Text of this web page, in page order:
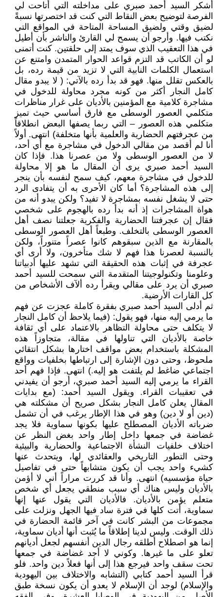
أشكر السيد أحمد صبري على مداخلته التي أتاحت لي
الفرصة لتوضيح بعض النقاط التي كنت قد اختصرتها نسبةً
لضيق وقتي ولضيق المساحة المتاحة في المواقع التي
نكتب فيها. وأرجو أن يسمح لي القارئ والناشر بأن أطيل
في هذا التعقيب الذي سوف يمتد إلى حلقتين. كنت أتمنى
لو أن الكاتب قد التزم قواعد الحوار المتمدن وامتنع عن
استعمال الكلمات النابية التي لا تزيد من قيمة رده، بل
بالعكس تقلل منها. فهو قد بدأ رده بالآتي: ( لا يبدو مقال
كامل النجار أكثر من كونه مجرد محاولة للدخول في
مشاجرة كلامية مع المؤمنين بالأديان على غرار مناظرات
متكلمي العصور الوسطى مع فارق أساسي حيث تميز
متكلمي هذه العصور – التي ربما يصفها البعض انطلاقاً
من عجرفتهم الحضارية والعلمية بأنها متخلفة) انتهى. أولاً
أنا لم أقصد من مقالي الدخول في مشاجرة مع أي أحد،
لا من العصور الوسطى ولا من عصرنا هذا. فإذا كان
السيد أحمد صبري يرى أن المقال ما هو إلا محاولة
للدخول في مشاجرة معهم، كيف سمح لنفسه بأن ينجر
إلى هذه المشاجرة؟ أما كان الأحرى به أن يتفادى الرد
حتى لا يشغل نفسه بمشاجرة لا تفيد؟ ولكن يبدو أنه من
هواة المشاجرات إذ أنه بدأ رده بالهجوم على شخصي
فقال إن عجرفتنا الحضارية والفكرية جعلتنا نصف أهل
العصور الوسطى بالتخلف. وطبعاً أهل العصور الوسطى
بالمقارنة مع الذين سبقوهم كانوا عصراً متنوراً، ولكن
بالنسبة لعصرنا هذا فهم لا شك متأخرون، ولا أرى أي
عجرفة في إثبات هذه الحقيقة التي تشهد عليها أدبياتنا
وعلومنا وتكنولوجيتنا المتقدمة التي سمحت للسيد أحمد
صبري أن يرد على مقالي ويقرأ رده ألآف الأشخاص من
كل القارات الأرضية.
ثم أدلى السيد أحمد صبري بفقرة كاملة عجزت عن فهم
ما يرمي إليه منها، فهو يقول: (فيما يلاحظ أن كامل النجار
لا يتكلف حتى محاولة التظاهر بالاعتماد على أي ثقافة
خاصة بالأديان التي تناولها في مقالة، متجاوزاً هذه
المشكلة باستخدام بعض مواقف اختارها بشكل انتقائي
ملحوظ، وحتى دون الإشارة إلى ارتباطها بخلفيات وواقع
اجتماعي ضاغط لم يلتفت هو إليه.) انتهى. فإذا فهم أحد
القراء ما يرمي إليه السيد أحمد صبري، أرجو أن يفيدني
في تعقيبات القراء. ويقول السيد أحمد: (مع بدايات
المقال يعلن كامل النجار بشكل صريح أن مشكلته هي
(دين أو لا دين) وهو في هذا الإطار يرغب في أن تشمل
ضرباته الأديان المصطلح عليها بكونها سماوية فلا يجد
غضاضة في جمعها داخل إطار واحد بغض النظر عن
اختلاف خلفيات النشأة الاجتماعية والحضارية والبيئية
وحتى التطور التاريخي والعقائدي لها، ويتحدث عنها
كشيء واحد يجب أن يكون متشابهاً حتى في تفاصيل
حياة مؤسسيه) انتهى. وأنا قد كررت مراراً أني لا أؤمن
بالأديان وليس هناك أي سبب منطقي يجعل أي شخص
متعلم يؤمن بالأديان. فالأديان التي يقول عنها إنها
سماوية، أتت كلها في فترة ساد فيها الجهل ونزلت على
مجموعات من البشر كانت في آخر قائمة الحضارة في
ذلك الوقت. وليس لدينا إطلاقاً ما يُثبت أنها أديان سماوية،
إنما هو اصطلاح أطلقه رجال الدين أنفسهم لجعل أديانهم
تعلو على ما غيرها. وكوني لا أجد غضاضة في جمعها
تحت سقف واحد فيرجع هذا إلى أنها فعلاً دين واحد. فلو
قرأ السيد أحمد كتابي (التشابه والاختلاف بين اليهودية
والإسلام) لوجد أن الإسلام لا يعدو أن يكون نسخة طبق